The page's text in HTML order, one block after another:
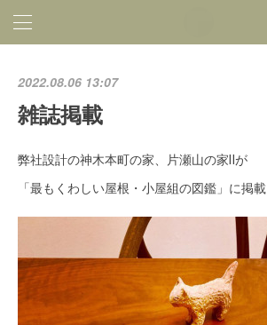
2022.08.06 13:07
雑誌掲載
弊社設計の神木本町の家、片瀬山の家Ⅱが
「最もくわしい屋根・小屋組の図鑑」に掲載